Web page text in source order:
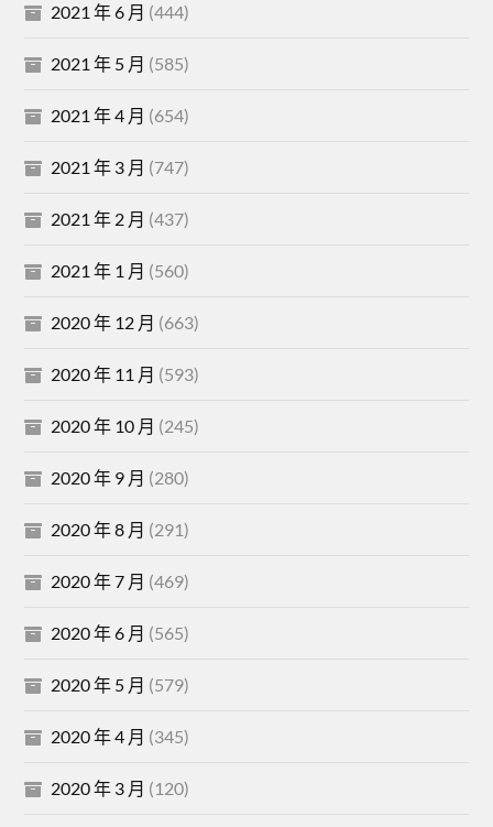
2021 年 6 月 (444)
2021 年 5 月 (585)
2021 年 4 月 (654)
2021 年 3 月 (747)
2021 年 2 月 (437)
2021 年 1 月 (560)
2020 年 12 月 (663)
2020 年 11 月 (593)
2020 年 10 月 (245)
2020 年 9 月 (280)
2020 年 8 月 (291)
2020 年 7 月 (469)
2020 年 6 月 (565)
2020 年 5 月 (579)
2020 年 4 月 (345)
2020 年 3 月 (120)